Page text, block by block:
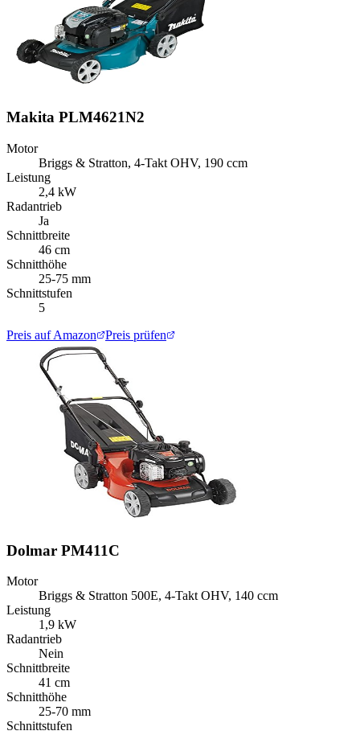
Makita PLM4621N2
Motor
Briggs & Stratton, 4-Takt OHV, 190 ccm
Leistung
2,4 kW
Radantrieb
Ja
Schnittbreite
46 cm
Schnitthöhe
25-75 mm
Schnittstufen
5
Preis auf Amazon
Preis prüfen
Dolmar PM411C
Motor
Briggs & Stratton 500E, 4-Takt OHV, 140 ccm
Leistung
1,9 kW
Radantrieb
Nein
Schnittbreite
41 cm
Schnitthöhe
25-70 mm
Schnittstufen